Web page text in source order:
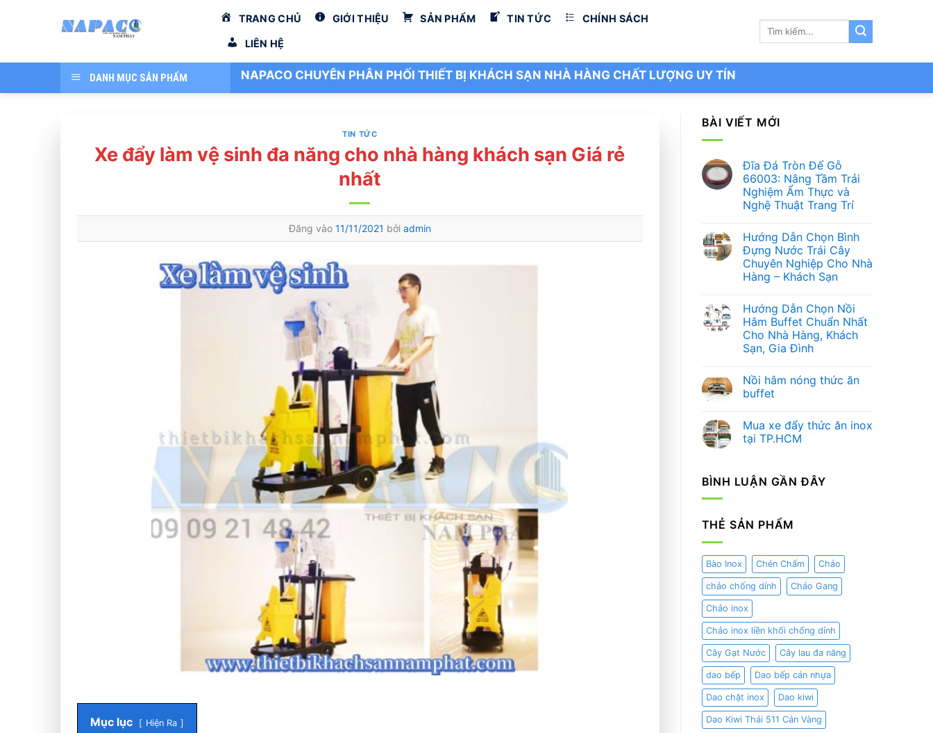
dung
TRANG CHỦ GIỚI THIỆU SẢN PHẨM TIN TỨC CHÍNH SÁCH
LIÊN HỆ
Tìm
DANH MỤC SẢN PHẨM NAPACO CHUYÊN PHÂN PHỐI THIẾT BỊ KHÁCH SẠN NHÀ HÀNG CHẤT LƯỢNG UY TÍN
TIN TỨC
Xe đẩy làm vệ sinh đa năng cho nhà hàng khách sạn Giá rẻ
nhất
Đăng vào 11/11/2021 bởi admin
Mục lục Hiện Ra
BÀI VIẾT MỚI
Đĩa Đá Tròn Đế Gỗ
66003: Nâng Tầm Trải
Nghiệm Ẩm Thực và
Nghệ Thuật Trang Trí
bình
luận
ở
Đĩa
Đá
Tròn
66003:
Nâng
Tầm
Trải
Nghiệm
Ẩm
Nghệ
Thuật
Trang
Hướng Dẫn Chọn Bình
Đựng Nước Trái Cây
Chuyên Nghiệp Cho Nhà
Hàng – Khách Sạn
bình
luận
ở
Hướng
Dẫn
Chọn
Nước
Trái
Cây
Cho
Nhà
Hàng
Hướng Dẫn Chọn Nồi
Hâm Buffet Chuẩn Nhất
Cho Nhà Hàng, Khách
Sạn, Gia Đình
bình
luận
ở
Chọn
Nồi
Hâm
Cho
Nhà
Gia
Nồi hâm nóng thức ăn
buffet
bình
luận
ở
thức
ăn
Mua xe đẩy thức ăn inox
tại TP.HCM
luận
ở
thức
TP.HCM
BÌNH LUẬN GẦN ĐÂY
THẺ SẢN PHẨM
Bào Inox Chén Chấm Chảo
chảo chống dính Chảo Gang
Chảo inox
Chảo inox liền khối chống dính
Cây Gạt Nước Cây lau đa năng
dao bếp Dao bếp cán nhựa
Dao chặt inox Dao kiwi
Dao Kiwi Thái 511 Cán Vàng